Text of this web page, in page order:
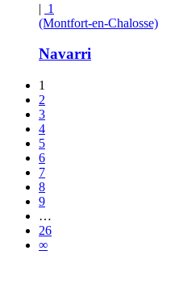
| 1
(Montfort-en-Chalosse)
Navarri
1
2
3
4
5
6
7
8
9
…
26
∞